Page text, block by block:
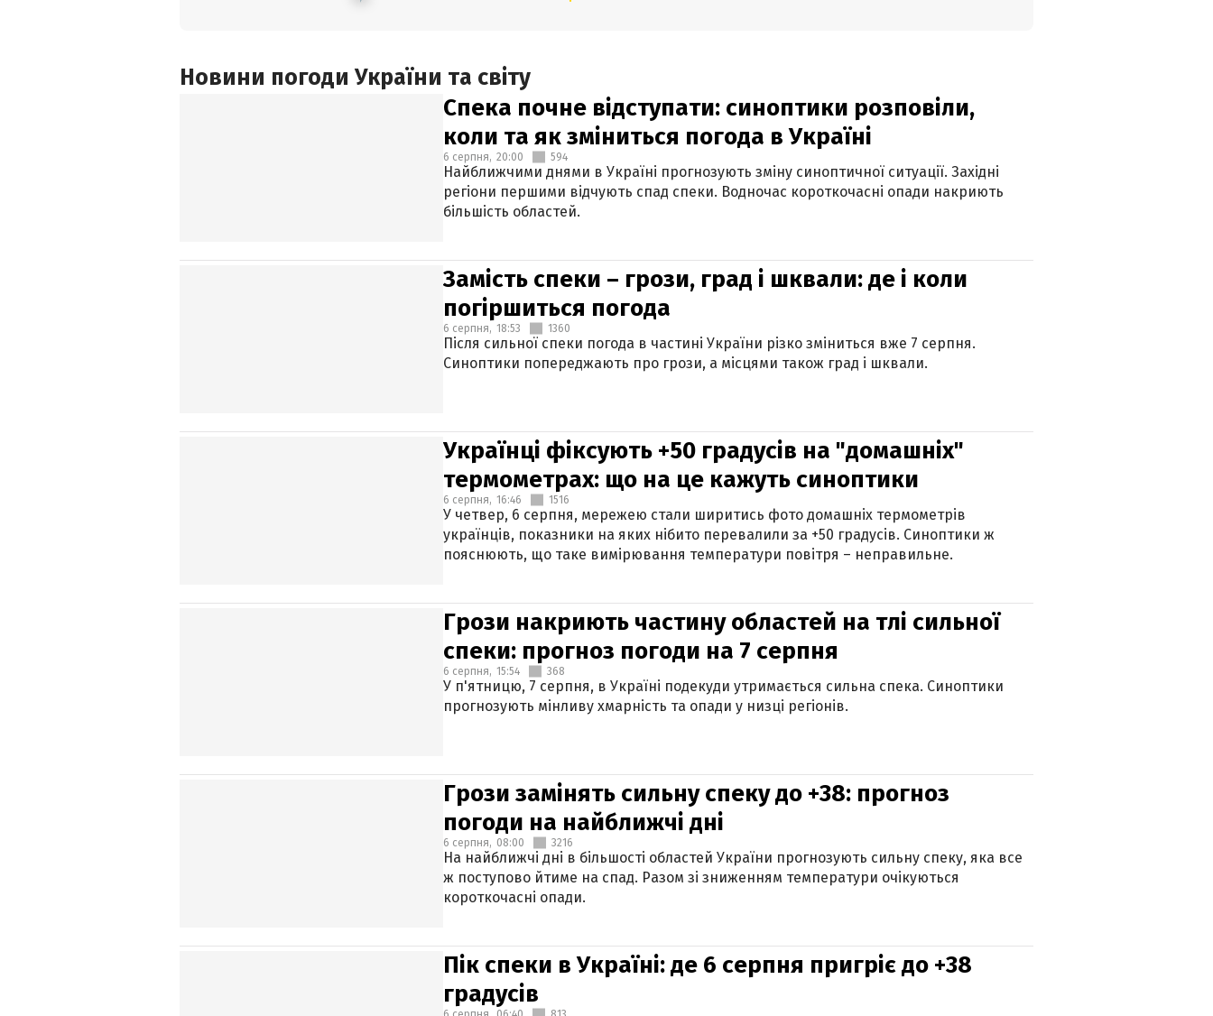
Новини погоди України та світу
Спека почне відступати: синоптики розповіли,
коли та як зміниться погода в Україні
6 серпня, 20:00 594
Найближчими днями в Україні прогнозують зміну синоптичної ситуації. Західні
регіони першими відчують спад спеки. Водночас короткочасні опади накриють
більшість областей.
Замість спеки – грози, град і шквали: де і коли
погіршиться погода
6 серпня, 18:53 1360
Після сильної спеки погода в частині України різко зміниться вже 7 серпня.
Синоптики попереджають про грози, а місцями також град і шквали.
Українці фіксують +50 градусів на "домашніх"
термометрах: що на це кажуть синоптики
6 серпня, 16:46 1516
У четвер, 6 серпня, мережею стали ширитись фото домашніх термометрів
українців, показники на яких нібито перевалили за +50 градусів. Синоптики ж
пояснюють, що таке вимірювання температури повітря – неправильне.
Грози накриють частину областей на тлі сильної
спеки: прогноз погоди на 7 серпня
6 серпня, 15:54 368
У п'ятницю, 7 серпня, в Україні подекуди утримається сильна спека. Синоптики
прогнозують мінливу хмарність та опади у низці регіонів.
Грози замінять сильну спеку до +38: прогноз
погоди на найближчі дні
6 серпня, 08:00 3216
На найближчі дні в більшості областей України прогнозують сильну спеку, яка все
ж поступово йтиме на спад. Разом зі зниженням температури очікуються
короткочасні опади.
Пік спеки в Україні: де 6 серпня пригріє до +38
градусів